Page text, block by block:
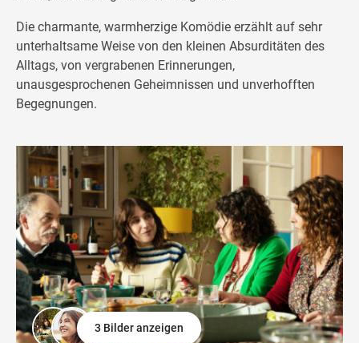
Die charmante, warmherzige Komödie erzählt auf sehr
unterhaltsame Weise von den kleinen Absurditäten des
Alltags, von vergrabenen Erinnerungen,
unausgesprochenen Geheimnissen und unverhofften
Begegnungen.
3 Bilder anzeigen